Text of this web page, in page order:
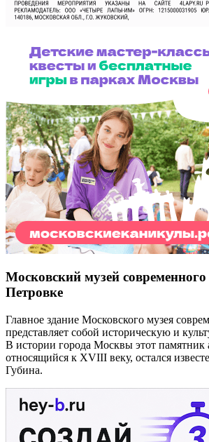
Московский музей современного
Петровке
Главное здание Московского музея
представляет собой историческую и
В истории города Москвы этот памятник
относящийся к XVIII веку, остался
Губина.